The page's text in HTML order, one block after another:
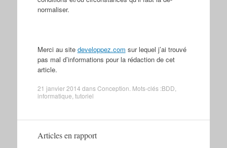
normaliser.
Merci au site developpez.com sur lequel j’ai trouvé
pas mal d’informations pour la rédaction de cet
article.
21 janvier 2014 dansConception . Mots-clés :BDD
informatique tutoriel
Articles en rapport